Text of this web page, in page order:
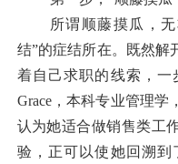
所谓顺藤摸瓜，
结”的症结所在。既然解
着自己求职的线索，一
Grace，本科专业管理学，
认为她适合做销售类工
验，正可以使她回溯